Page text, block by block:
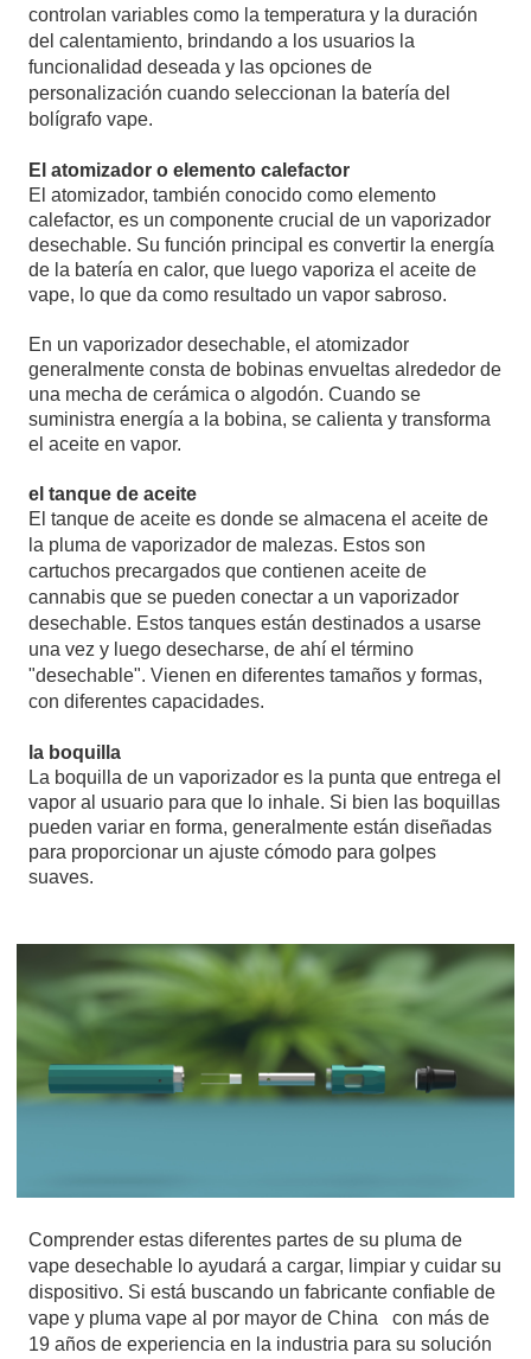
controlan variables como la temperatura y la duración
del calentamiento, brindando a los usuarios la
funcionalidad deseada y las opciones de
personalización cuando seleccionan la batería del
bolígrafo vape.
El atomizador o elemento calefactor
El atomizador, también conocido como elemento
calefactor, es un componente crucial de un vaporizador
desechable. Su función principal es convertir la energía
de la batería en calor, que luego vaporiza el aceite de
vape, lo que da como resultado un vapor sabroso.
En un vaporizador desechable, el atomizador
generalmente consta de bobinas envueltas alrededor de
una mecha de cerámica o algodón. Cuando se
suministra energía a la bobina, se calienta y transforma
el aceite en vapor.
el tanque de aceite
El tanque de aceite es donde se almacena el aceite de
la pluma de vaporizador de malezas. Estos son
cartuchos precargados que contienen aceite de
cannabis que se pueden conectar a un vaporizador
desechable. Estos tanques están destinados a usarse
una vez y luego desecharse, de ahí el término
"desechable". Vienen en diferentes tamaños y formas,
con diferentes capacidades.
la boquilla
La boquilla de un vaporizador es la punta que entrega el
vapor al usuario para que lo inhale. Si bien las boquillas
pueden variar en forma, generalmente están diseñadas
para proporcionar un ajuste cómodo para golpes
suaves.
Comprender estas diferentes partes de su pluma de
vape desechable lo ayudará a cargar, limpiar y cuidar su
dispositivo. Si está buscando un fabricante confiable de
vape y pluma vape al por mayor de China
con más de
19 años de experiencia en la industria para su solución